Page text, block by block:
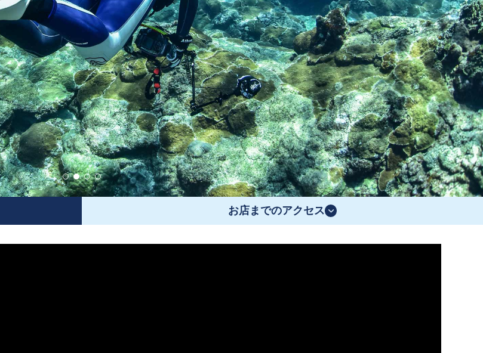
お店までのアクセス